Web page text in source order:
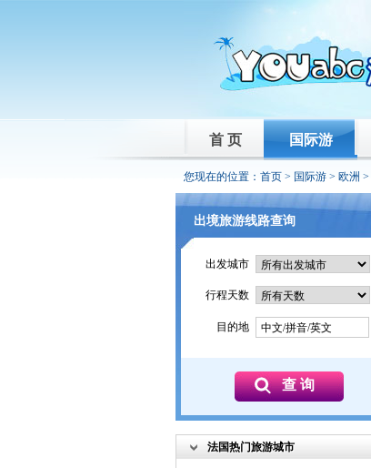
首 页 国际游
您现在的位置： 首页 > 国际游 > 欧洲 >
出境旅游线路查询
出发城市
行程天数
目的地 中文/拼音/英文
法国热门旅游城市